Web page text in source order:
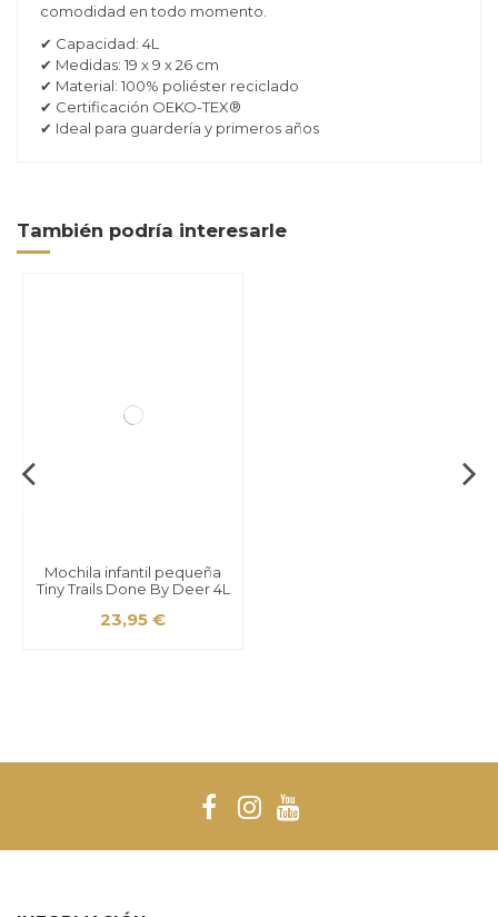
comodidad en todo momento.
✔ Capacidad: 4L
✔ Medidas: 19 x 9 x 26 cm
✔ Material: 100% poliéster reciclado
✔ Certificación OEKO-TEX®
✔ Ideal para guardería y primeros años
También podría interesarle
Mochila infantil pequeña
Tiny Trails Done By Deer 4L
23,95 €